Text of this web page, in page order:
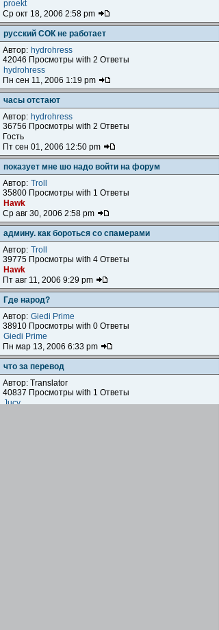
proekt
Ср окт 18, 2006 2:58 pm
русский СОК не работает
Автор: hydrohress
42046 Просмотры with 2 Ответы
hydrohress
Пн сен 11, 2006 1:19 pm
часы отстают
Автор: hydrohress
36756 Просмотры with 2 Ответы
Гость
Пт сен 01, 2006 12:50 pm
показует мне шо надо войти на форум
Автор: Troll
35800 Просмотры with 1 Ответы
Hawk
Ср авг 30, 2006 2:58 pm
админу. как бороться со спамерами
Автор: Troll
39775 Просмотры with 4 Ответы
Hawk
Пт авг 11, 2006 9:29 pm
Где народ?
Автор: Giedi Prime
38910 Просмотры with 0 Ответы
Giedi Prime
Пн мар 13, 2006 6:33 pm
что за перевод
Автор: Translator
40837 Просмотры with 1 Ответы
Jucy